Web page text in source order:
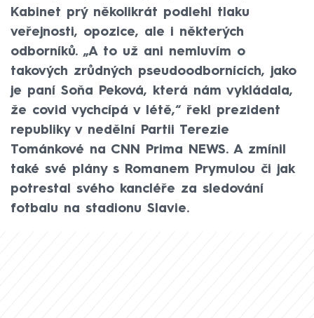
Kabinet prý několikrát podlehl tlaku
veřejnosti, opozice, ale i některých
odborníků. „A to už ani nemluvím o
takových zrůdných pseudoodbornících, jako
je paní Soňa Peková, která nám vykládala,
že covid vychcípá v létě,“ řekl prezident
republiky v nedělní Partii Terezie
Tománkové na CNN Prima NEWS. A zmínil
také své plány s Romanem Prymulou či jak
potrestal svého kancléře za sledování
fotbalu na stadionu Slavie.